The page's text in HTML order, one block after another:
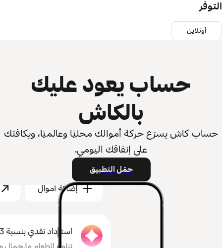
التوفر
أونلاين
حساب يعود عليك
بالكاش
حساب كاش يسرّع حركة أموالك محليًا وعالميًا، ويكافئك
على إنفاقك اليومي.
حمّل التطبيق